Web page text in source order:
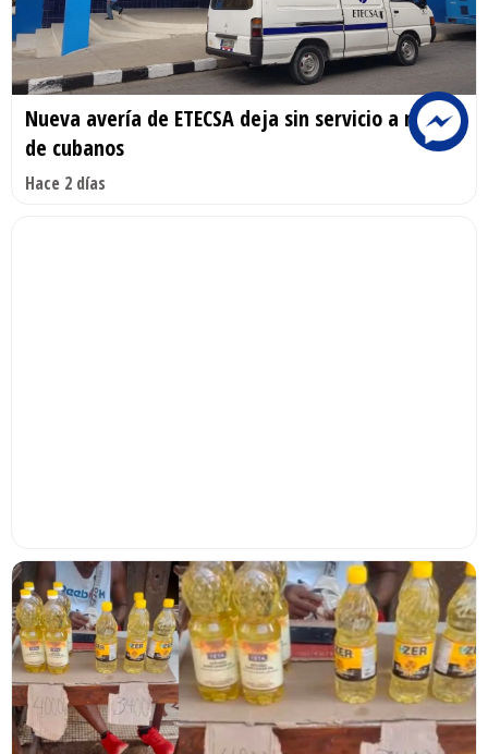
Nueva avería de ETECSA deja sin servicio a miles
de cubanos
Hace 2 días